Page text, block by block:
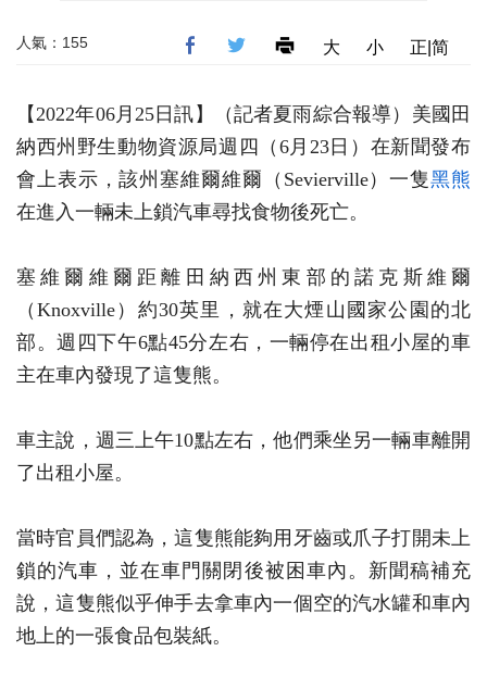
人氣：155 大 小 正|简
【2022年06月25日訊】（記者夏雨綜合報導）美國田
納西州野生動物資源局週四（6月23日）在新聞發布
會上表示，該州塞維爾維爾（Sevierville）一隻黑熊
在進入一輛未上鎖汽車尋找食物後死亡。
塞維爾維爾距離田納西州東部的諾克斯維爾
（Knoxville）約30英里，就在大煙山國家公園的北
部。週四下午6點45分左右，一輛停在出租小屋的車
主在車內發現了這隻熊。
車主說，週三上午10點左右，他們乘坐另一輛車離開
了出租小屋。
當時官員們認為，這隻熊能夠用牙齒或爪子打開未上
鎖的汽車，並在車門關閉後被困車內。新聞稿補充
說，這隻熊似乎伸手去拿車內一個空的汽水罐和車內
地上的一張食品包裝紙。